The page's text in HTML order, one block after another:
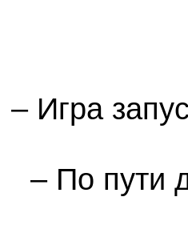
– Игра
– По пути